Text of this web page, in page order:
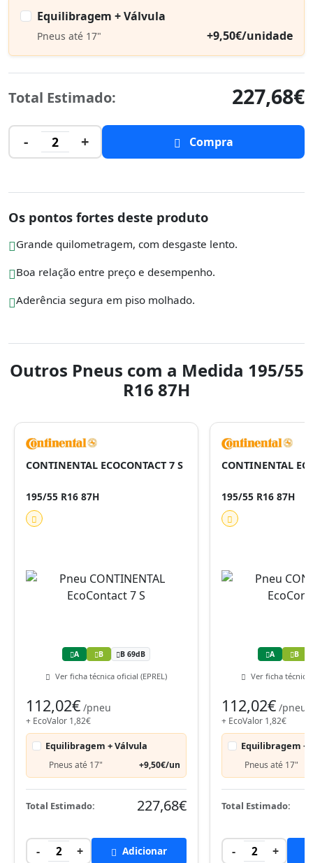
Equilibragem + Válvula
Pneus até 17" +9,50€/unidade
Total Estimado: 227,68€
- 2 + Compra
Os pontos fortes deste produto
Grande quilometragem, com desgaste lento.
Boa relação entre preço e desempenho.
Aderência segura em piso molhado.
Outros Pneus com a Medida 195/55
R16 87H
CONTINENTAL ECOCONTACT 7 S
195/55 R16 87H
A B B 69dB
Ver ficha técnica oficial (EPREL)
112,02€ /pneu
+ EcoValor 1,82€
Equilibragem + Válvula
Pneus até 17" +9,50€/un
Total Estimado: 227,68€
- 2 + Adicionar
CONTINENTAL
195/55 R16 87H
A B
Ver ficha técnica
112,02€ /pneu
+ EcoValor 1,82€
Equilibragem +
Pneus até 17"
Total Estimado:
- 2 +